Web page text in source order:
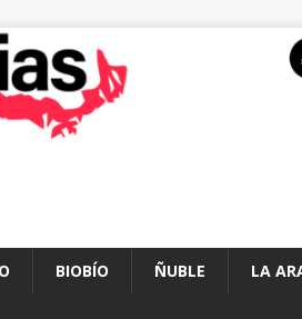
BIOBÍO ÑUBLE LA